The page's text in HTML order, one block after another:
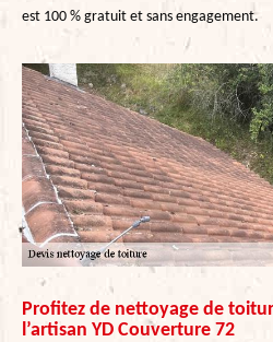
est 100 % gratuit et sans engagement.
Profitez de nettoyage de
l’artisan YD Couverture 72